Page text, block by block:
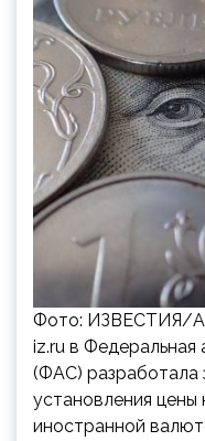
Фото: ИЗВЕСТИЯ/
iz.ru в
(ФАС) разработала
установления цены
иностранной